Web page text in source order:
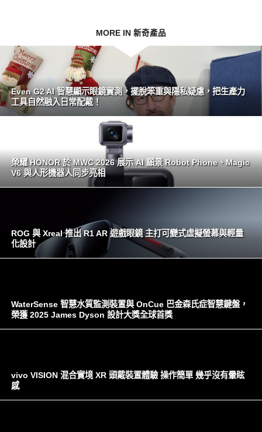
MORE IN 新奇產品
Even G2 AI 智慧顯示眼鏡實測，擺脫笨重與隱私疑慮，把生產力
工具自然融入日常配戴！
榮耀 HONOR 於 MWC 2026 展示 AI 願景 Robot Phone、Magic
V6 與人形機器人同步亮相
ROG 與 Xreal 推出 R1 AR 遊戲眼鏡 主打可變式虛擬螢幕與輕量
化設計
WaterSense 智慧水質監測裝置與 OnCue 巴金森氏症智慧鍵盤，
榮獲 2025 James Dyson 設計大獎全球首獎
vivo VISION 混合實境 XR 頭戴裝置體驗 操作簡單 幾乎沒有暈眩
感